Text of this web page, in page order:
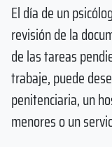
El día de un
revisión de la
de las tareas
trabaje, puede
penitenciaria, un
menores o un